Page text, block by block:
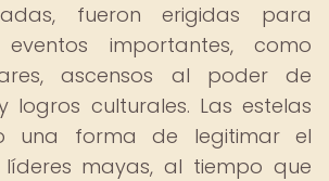
fueron erigidas para
eventos importantes, como
ascensos al poder de
logros culturales. Las estelas
una forma de legitimar el
mayas, al tiempo que